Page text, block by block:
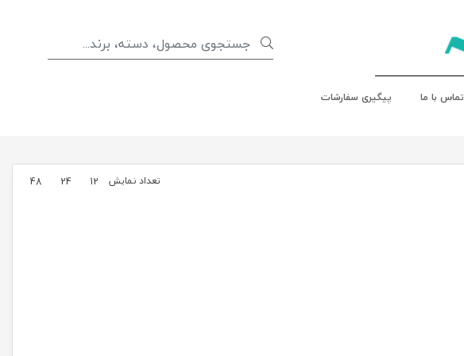
تماس با ما پیگیری سفارشات
تعداد نمایش 12
24
48